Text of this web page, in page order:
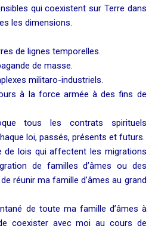
qui coexistent sur Terre dans
les dimensions.
de lignes temporelles.
de masse.
militaro-industriels.
à la force armée à des fins de
tous les contrats spirituels
loi, passés, présents et futurs.
de lois qui affectent les migrations
de familles d’âmes ou des
réunir ma famille d’âmes au grand
de toute ma famille d’âmes à
coexister avec moi au cours de